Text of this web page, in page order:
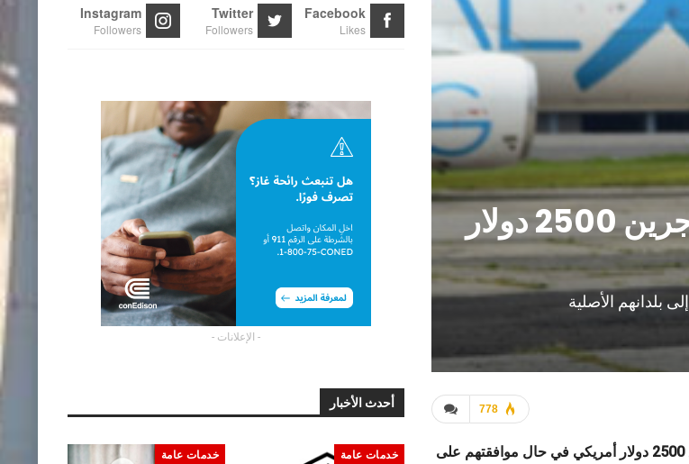
إدارة ترامب تعرض على أبناء المهاجرين 2500 دولار
778
أعلنت إدارة الرئيس الأمريكي دونالد ترامب، أنها ستمنح الأطفال المهاجرين مبلغ 2500 دولار أمريكي في حال موافقتهم على
Facebook
Likes
Twitter
Followers
Instagram
Followers
- الإعلانات -
أحدث الأخبار
خدمات عامة خدمات عامة